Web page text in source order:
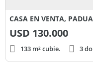
CASA EN VENTA, PADUA
USD 130.000
133 m² cubie. 3